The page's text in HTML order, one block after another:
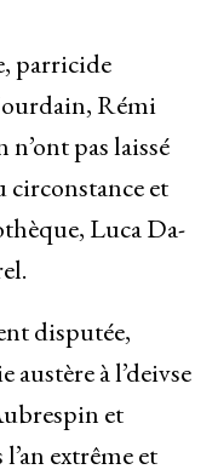
parricide
Rémi
pas laissé
circonstance et
Luca Da-
disputée,
à l’deivse
et
extrême et